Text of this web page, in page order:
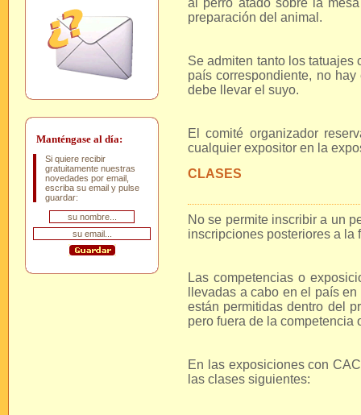
Manténgase al día:
Si quiere recibir
gratuitamente nuestras
novedades por email,
escriba su email y pulse
guardar:
al perro atado sobre la
preparación del animal.
Se admiten tanto los tatuajes
país correspondiente, no
debe llevar el suyo.
El comité organizador
cualquier expositor en la
CLASES
No se permite inscribir a un
inscripciones posteriores a la
Las competencias o
llevadas a cabo en el país
están permitidas dentro del
pero fuera de la competencia
En las exposiciones con
las clases siguientes: